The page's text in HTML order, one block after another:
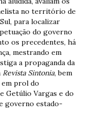
no território de
para localizar
do governo
os precedentes, há
mestrando em
a propaganda da
Revista Sintonia, bem
prol do
Getúlio Vargas e do
governo estado-